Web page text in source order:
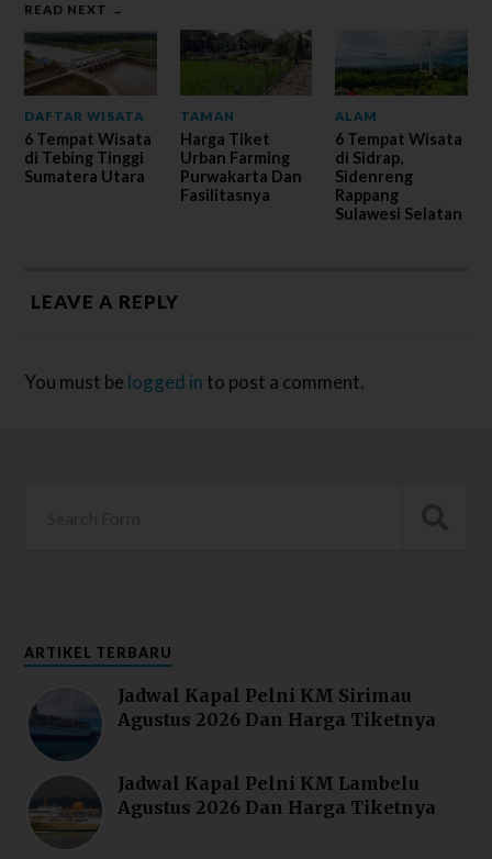
READ NEXT →
DAFTAR WISATA
6 Tempat Wisata
di Tebing Tinggi
Sumatera Utara
TAMAN
Harga Tiket
Urban Farming
Purwakarta Dan
Fasilitasnya
ALAM
6 Tempat Wisata
di Sidrap,
Sidenreng
Rappang
Sulawesi Selatan
LEAVE A REPLY
You must be logged in to post a comment.
ARTIKEL TERBARU
Jadwal Kapal Pelni KM Sirimau
Agustus 2026 Dan Harga Tiketnya
Jadwal Kapal Pelni KM Lambelu
Agustus 2026 Dan Harga Tiketnya